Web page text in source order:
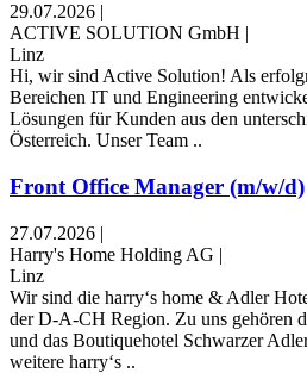
29.07.2026 |
ACTIVE SOLUTION GmbH |
Linz
Hi, wir sind Active Solution! Als
Bereichen IT und Engineering
Lösungen für Kunden aus den
Österreich. Unser Team ..
Front Office Manager (m/w/d)
27.07.2026 |
Harry's Home Holding AG |
Linz
Wir sind die harry‘s home & Adler
der D-A-CH Region. Zu uns gehören
und das Boutiquehotel Schwarzer
weitere harry‘s ..